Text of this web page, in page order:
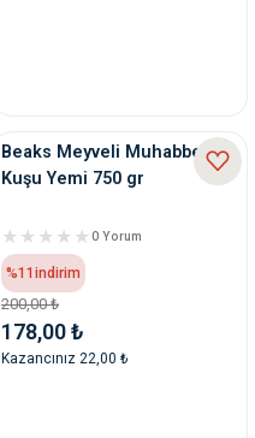
Beaks Meyveli Muhabbet
Kuşu Yemi 750 gr
0 Yorum
%11 indirim
200,00 ₺
178,00 ₺
Kazancınız 22,00 ₺